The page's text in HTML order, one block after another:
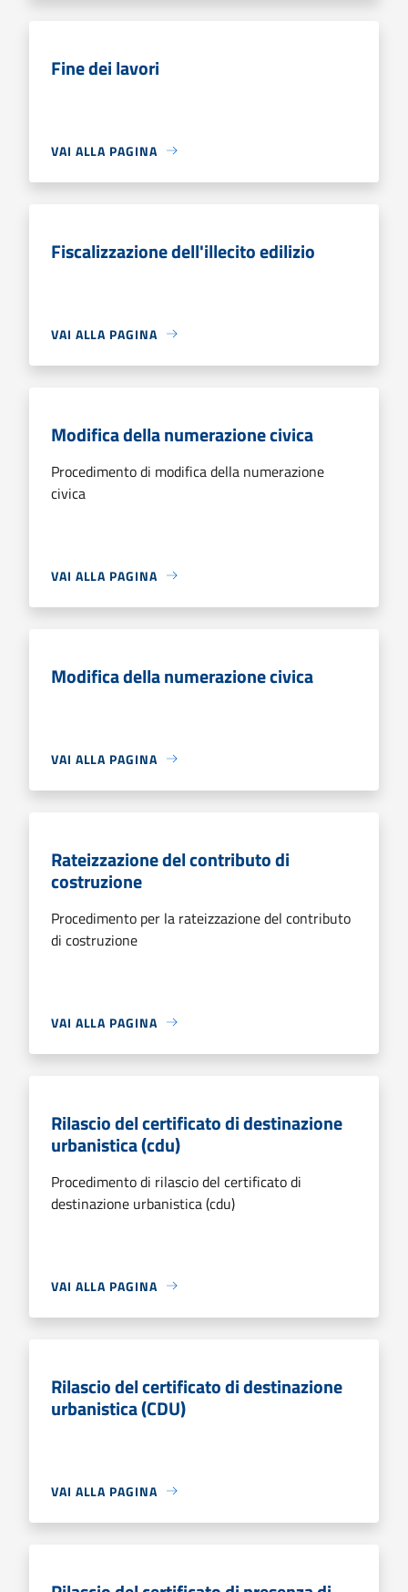
Fine dei lavori
VAI ALLA PAGINA
Fiscalizzazione dell'illecito edilizio
VAI ALLA PAGINA
Modifica della numerazione civica
Procedimento di modifica della numerazione
civica
VAI ALLA PAGINA
Modifica della numerazione civica
VAI ALLA PAGINA
Rateizzazione del contributo di
costruzione
Procedimento per la rateizzazione del contributo
di costruzione
VAI ALLA PAGINA
Rilascio del certificato di destinazione
urbanistica (cdu)
Procedimento di rilascio del certificato di
destinazione urbanistica (cdu)
VAI ALLA PAGINA
Rilascio del certificato di destinazione
urbanistica (CDU)
VAI ALLA PAGINA